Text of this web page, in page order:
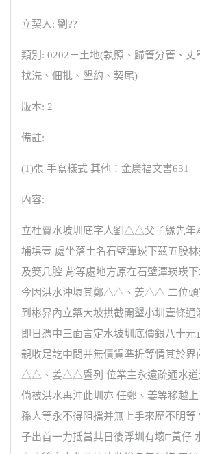
立契人: 劉??
類別: 0202－土地(執照、歸管分管、丈
找洗、佃批、墾約、契尾)
版本: 2
備註:
(1)張 手寫樣式 其他：金廣福文書631
內容:
立杜賣水坡圳底字人劉△△父子緣先年
埔埧壹 處坐落土名石壁潭崁下茲五股
及筊几腔 背等處地方原在石壁潭崁崁
今因洪水沖壞其鄭△△、姜△△ 二位頭
到彬界內立築大坡拱截開墾小圳壹條通
即日憑中三面言定水坡圳底價銀八十元
親收足訖中間并無債貨準折等情其於界
△△、姜△△暨列 位業主永遠疏通水道
倘被洪水再沖此圳亦 任鄭、姜等移越
孫人等永不得阻擋并無上手來歷不明等
子出首一力抵當其日後浮圳有壞□黃仔